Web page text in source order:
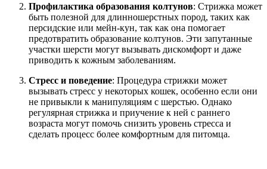
Профилактика образования колтунов: Стрижка может
быть полезной для длинношерстных пород, таких как
персидские или мейн-кун, так как она помогает
предотвратить образование колтунов. Эти запутанные
участки шерсти могут вызывать дискомфорт и даже
приводить к кожным заболеваниям.
Стресс и поведение: Процедура стрижки может
вызывать стресс у некоторых кошек, особенно если они
не привыкли к манипуляциям с шерстью. Однако
регулярная стрижка и приучение к ней с раннего
возраста могут помочь снизить уровень стресса и
сделать процесс более комфортным для питомца.